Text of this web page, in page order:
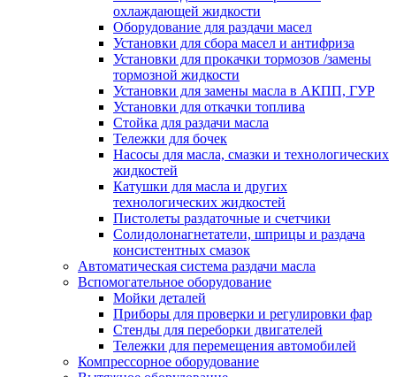
охлаждающей жидкости
Оборудование для раздачи масел
Установки для сбора масел и антифриза
Установки для прокачки тормозов /замены
тормозной жидкости
Установки для замены масла в АКПП, ГУР
Установки для откачки топлива
Стойка для раздачи масла
Тележки для бочек
Насосы для масла, смазки и технологических
жидкостей
Катушки для масла и других
технологических жидкостей
Пистолеты раздаточные и счетчики
Солидолонагнетатели, шприцы и раздача
консистентных смазок
Автоматическая система раздачи масла
Вспомогательное оборудование
Мойки деталей
Приборы для проверки и регулировки фар
Стенды для переборки двигателей
Тележки для перемещения автомобилей
Компрессорное оборудование